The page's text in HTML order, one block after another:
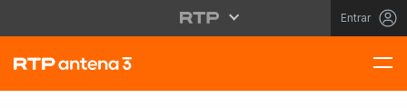
Entrar